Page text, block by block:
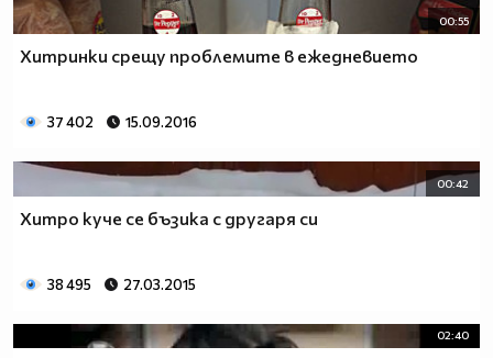
00:55
Хитринки срещу проблемите в ежедневието
37 402 15.09.2016
00:42
Хитро куче се бъзика с другаря си
38 495 27.03.2015
02:40